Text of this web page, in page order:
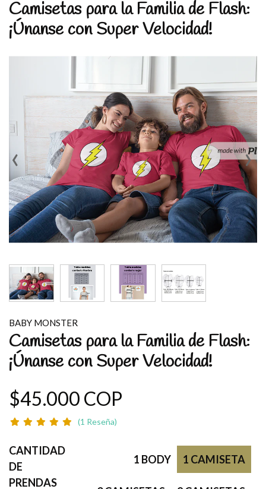
Camisetas para la Familia de Flash:
¡Únanse con Super Velocidad!
‹ ›
BABY MONSTER
Camisetas para la Familia de Flash:
¡Únanse con Super Velocidad!
$45.000 COP
(1 Reseña)
CANTIDAD
DE
PRENDAS
1 CAMISETA
1 BODY